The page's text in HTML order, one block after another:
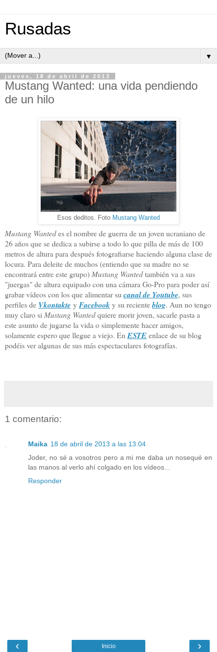
Rusadas
▼
jueves, 18 de abril de 2013
Mustang Wanted: una vida pendiendo
de un hilo
Esos deditos. Foto Mustang Wanted
Mustang Wantedes el nombre de guerra de un joven ucraniano de
26 años que se dedica a subirse a todo lo que pilla de más de 100
metros de altura para después fotografiarse haciendo alguna clase de
locura. Para deleite de muchos (entiendo que su madre no se
encontrará entre este grupo) Mustang Wantedtambién va a sus
"juergas" de altura equipado con una cámara Go-Pro para poder así
grabar vídeos con los que alimentar su canal de Youtube, sus
perfiles de Vkontakte yFacebooky su recienteblog. Aun no tengo
muy claro si Mustang Wantedquiere morir joven, sacarle pasta a
este asunto de jugarse la vida o simplemente hacer amigos,
solamente espero que llegue a viejo. En ESTEenlace de su blog
podéis ver algunas de sus más espectaculares fotografías.
1 comentario:
Maika 18 de abril de 2013 a las 13:04
Joder, no sé a vosotros pero a mi me daba un nosequé en
las manos al verlo ahí colgado en los vídeos...
Responder
‹ ›
Inicio